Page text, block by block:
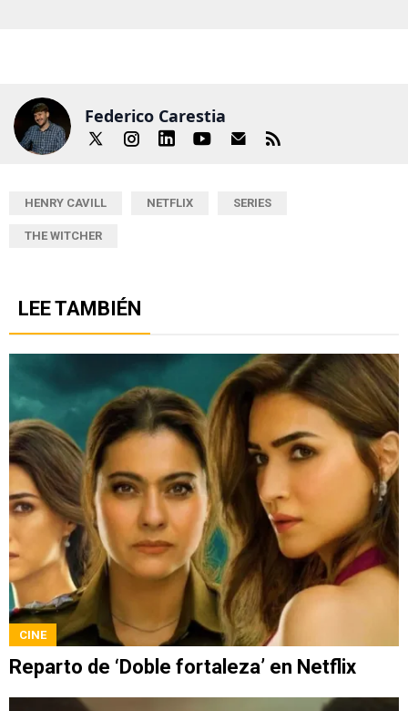
Federico Carestia
HENRY CAVILL NETFLIX SERIES
THE WITCHER
LEE TAMBIÉN
CINE
Reparto de ‘Doble fortaleza’ en Netflix